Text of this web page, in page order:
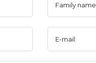
Family
E-mail: